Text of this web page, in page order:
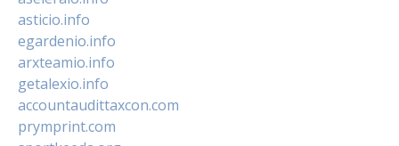
asticio.info
egardenio.info
arxteamio.info
getalexio.info
accountaudittaxcon.com
prymprint.com